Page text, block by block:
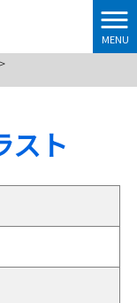
MENU
>
スト